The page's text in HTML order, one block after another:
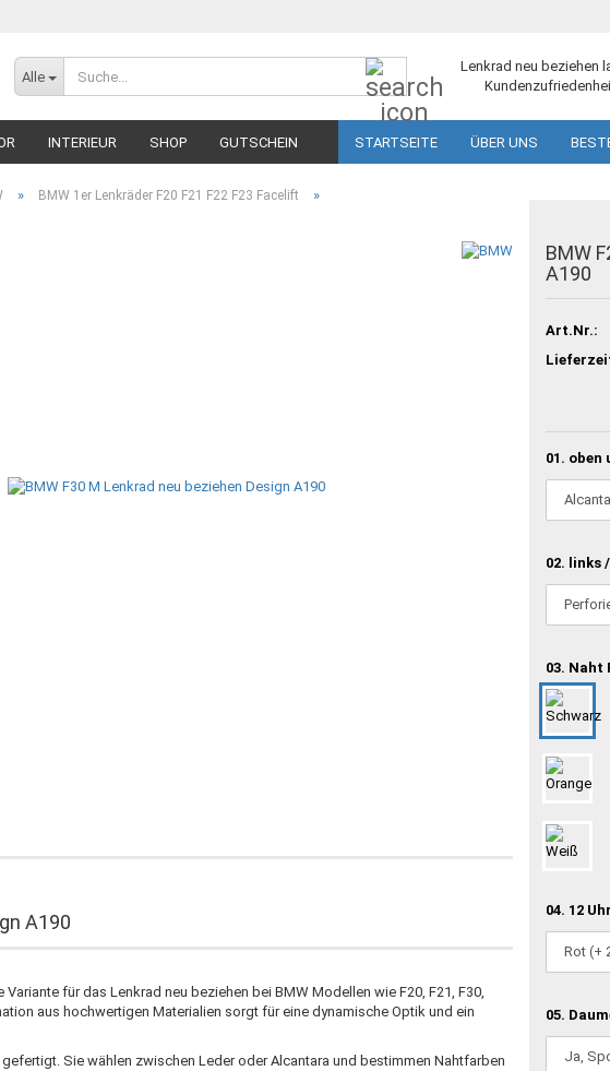
Alle
Lenkrad neu beziehen
INTERIEUR SHOP GUTSCHEIN STARTSEITE ÜBER UNS
» BMW 1er Lenkräder F20 F21 F22 F23 Facelift »
BMW
A190
Art.Nr.:
01. oben
02. links
03. Naht
04. 12
05.
A190
für das Lenkrad neu beziehen bei BMW Modellen wie F20, F21, F30,
aus hochwertigen Materialien sorgt für eine dynamische Optik und ein
Sie wählen zwischen Leder oder Alcantara und bestimmen Nahtfarben